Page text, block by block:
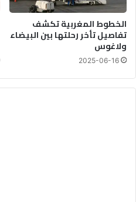
الخطوط المغربية تكشف
تفاصيل تأخر رحلتها بين البيضاء
ولاغوس
2025-06-16